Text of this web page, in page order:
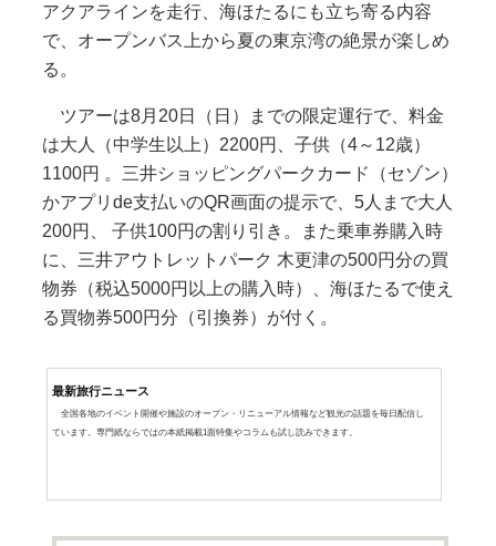
アクアラインを走行、海ほたるにも立ち寄る内容
で、オープンバス上から夏の東京湾の絶景が楽しめ
る。
ツアーは8月20日（日）までの限定運行で、料金
は大人（中学生以上）2200円、子供（4～12歳）
1100円 。三井ショッピングパークカード（セゾン）
かアプリde支払いのQR画面の提示で、5人まで大人
200円、 子供100円の割り引き。また乗車券購入時
に、三井アウトレットパーク 木更津の500円分の買
物券（税込5000円以上の購入時）、海ほたるで使え
る買物券500円分（引換券）が付く。
最新旅行ニュース
全国各地のイベント開催や施設のオープン・リニューアル情報など観光の話題を毎日配信し
ています。専門紙ならではの本紙掲載1面特集やコラムも試し読みできます。